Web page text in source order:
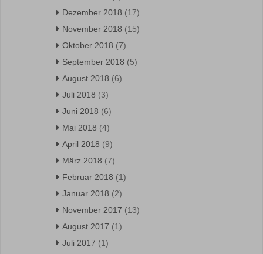
Dezember 2018 (17)
November 2018 (15)
Oktober 2018 (7)
September 2018 (5)
August 2018 (6)
Juli 2018 (3)
Juni 2018 (6)
Mai 2018 (4)
April 2018 (9)
März 2018 (7)
Februar 2018 (1)
Januar 2018 (2)
November 2017 (13)
August 2017 (1)
Juli 2017 (1)